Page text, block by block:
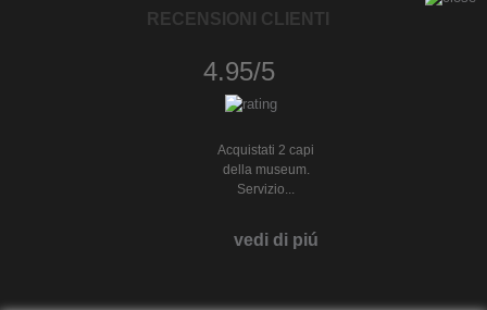
RECENSIONI CLIENTI
4.95/5
Acquistati 2 capi
della museum.
Servizio...
vedi di piú